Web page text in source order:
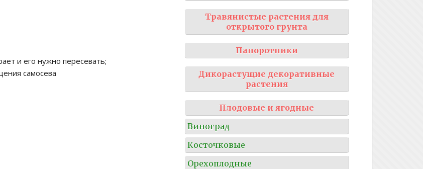
и его нужно пересевать;
самосева
Травянистые растения для
открытого грунта
Папоротники
Дикорастущие декоративные
растения
Плодовые и ягодные
Виноград
Косточковые
Орехоплодные